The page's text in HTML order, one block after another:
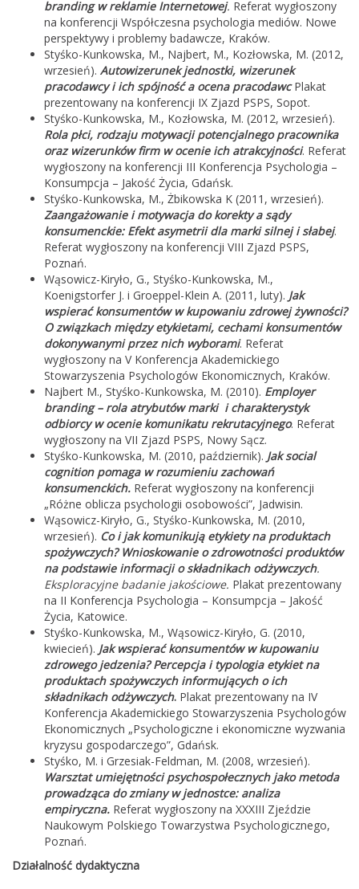
branding w reklamie Internetowej. Referat wygłoszony
na konferencji Współczesna psychologia mediów. Nowe
perspektywy i problemy badawcze, Kraków.
Styśko-Kunkowska, M., Najbert, M., Kozłowska, M. (2012,
wrzesień). Autowizerunek jednostki, wizerunek
pracodawcy i ich spójność a ocena pracodawcPlakat
prezentowany na konferencji IX Zjazd PSPS, Sopot.
Styśko-Kunkowska, M., Kozłowska, M. (2012, wrzesień).
Rola płci, rodzaju motywacji potencjalnego pracownika
oraz wizerunków firm w ocenie ich atrakcyjności. Referat
wygłoszony na konferencji III Konferencja Psychologia –
Konsumpcja – Jakość Życia, Gdańsk.
Styśko-Kunkowska, M., Żbikowska K (2011, wrzesień).
Zaangażowanie i motywacja do korekty a sądy
konsumenckie: Efekt asymetrii dla marki silnej i słabej.
Referat wygłoszony na konferencji VIII Zjazd PSPS,
Poznań.
Wąsowicz-Kiryło, G., Styśko-Kunkowska, M.,
Koenigstorfer J. i Groeppel-Klein A. (2011, luty). Jak
wspierać konsumentów w kupowaniu zdrowej żywności?
O związkach między etykietami, cechami konsumentów
dokonywanymi przez nich wyborami. Referat
wygłoszony na V Konferencja Akademickiego
Stowarzyszenia Psychologów Ekonomicznych, Kraków.
Najbert M., Styśko-Kunkowska, M. (2010). Employer
branding – rola atrybutów marki i charakterystyk
odbiorcy w ocenie komunikatu rekrutacyjnego. Referat
wygłoszony na VII Zjazd PSPS, Nowy Sącz.
Styśko-Kunkowska, M. (2010, październik). Jak social
cognition pomaga w rozumieniu zachowań
konsumenckich. Referat wygłoszony na konferencji
„Różne oblicza psychologii osobowości”, Jadwisin.
Wąsowicz-Kiryło, G., Styśko-Kunkowska, M. (2010,
wrzesień). Co i jak komunikują etykiety na produktach
spożywczych? Wnioskowanie o zdrowotności produktów
na podstawie informacji o składnikach odżywczych.
Eksploracyjne badanie jakościowe. Plakat prezentowany
na II Konferencja Psychologia – Konsumpcja – Jakość
Życia, Katowice.
Styśko-Kunkowska, M., Wąsowicz-Kiryło, G. (2010,
kwiecień). Jak wspierać konsumentów w kupowaniu
zdrowego jedzenia? Percepcja i typologia etykiet na
produktach spożywczych informujących o ich
składnikach odżywczych. Plakat prezentowany na IV
Konferencja Akademickiego Stowarzyszenia Psychologów
Ekonomicznych „Psychologiczne i ekonomiczne wyzwania
kryzysu gospodarczego”, Gdańsk.
Styśko, M. i Grzesiak-Feldman, M. (2008, wrzesień).
Warsztat umiejętności psychospołecznych jako metoda
prowadząca do zmiany w jednostce: analiza
empiryczna. Referat wygłoszony na XXXIII Zjeździe
Naukowym Polskiego Towarzystwa Psychologicznego,
Poznań.
Działalność dydaktyczna